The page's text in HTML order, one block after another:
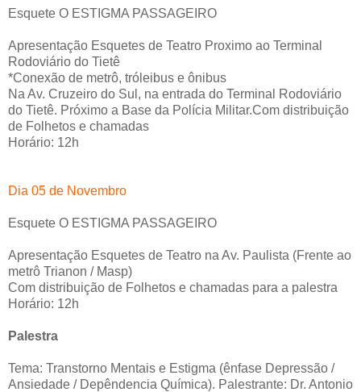
Esquete O ESTIGMA PASSAGEIRO
Apresentação Esquetes de Teatro Proximo ao Terminal
Rodoviário do Tietê
*Conexão de metrô, tróleibus e ônibus
Na Av. Cruzeiro do Sul, na entrada do Terminal Rodoviário
do Tietê. Próximo a Base da Polícia Militar.Com distribuição
de Folhetos e chamadas
Horário: 12h
Dia 05 de Novembro
Esquete O ESTIGMA PASSAGEIRO
Apresentação Esquetes de Teatro na Av. Paulista (Frente ao
metrô Trianon / Masp)
Com distribuição de Folhetos e chamadas para a palestra
Horário: 12h
Palestra
Tema: Transtorno Mentais e Estigma (ênfase Depressão /
Ansiedade / Depêndencia Química). Palestrante: Dr. Antonio